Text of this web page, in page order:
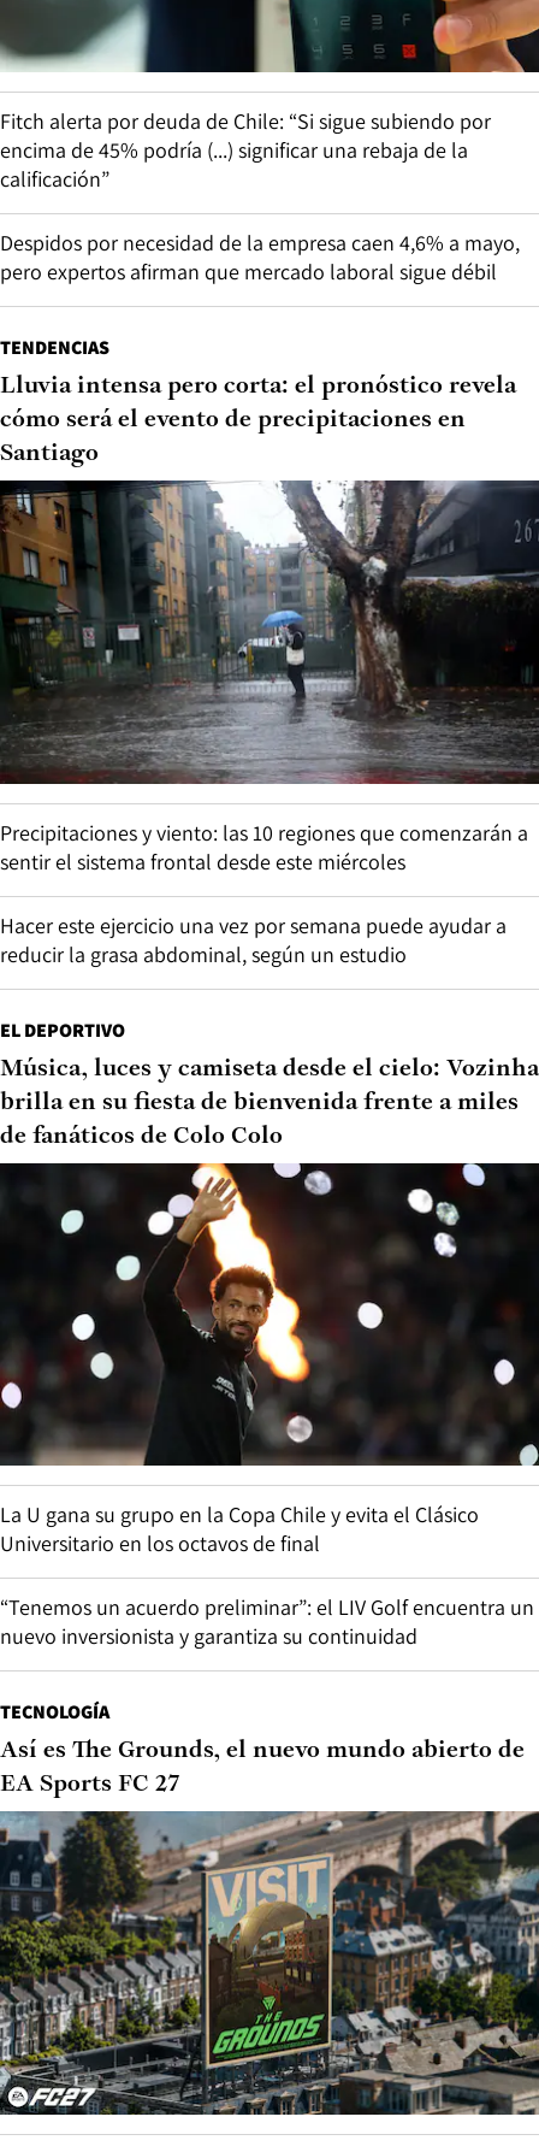
Fitch alerta por deuda de Chile: “Si sigue subiendo por
encima de 45% podría (...) significar una rebaja de la
calificación”
Despidos por necesidad de la empresa caen 4,6% a mayo,
pero expertos afirman que mercado laboral sigue débil
TENDENCIAS
Lluvia intensa pero corta: el pronóstico revela
cómo será el evento de precipitaciones en
Santiago
Precipitaciones y viento: las 10 regiones que comenzarán a
sentir el sistema frontal desde este miércoles
Hacer este ejercicio una vez por semana puede ayudar a
reducir la grasa abdominal, según un estudio
EL DEPORTIVO
Música, luces y camiseta desde el cielo: Vozinha
brilla en su fiesta de bienvenida frente a miles
de fanáticos de Colo Colo
La U gana su grupo en la Copa Chile y evita el Clásico
Universitario en los octavos de final
“Tenemos un acuerdo preliminar”: el LIV Golf encuentra un
nuevo inversionista y garantiza su continuidad
TECNOLOGÍA
Así es The Grounds, el nuevo mundo abierto de
EA Sports FC 27